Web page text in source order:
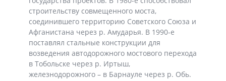
строительству совмещенного моста,
соединившего территорию Советского Союза и
Афганистана через р. Амударья. В 1990-е
поставлял стальные конструкции для
возведения автодорожного мостового перехода
в Тобольске через р. Иртыш,
железнодорожного – в Барнауле через р. Обь.